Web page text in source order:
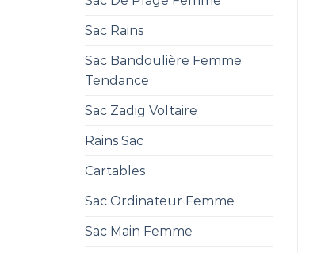
Sac Rains
Sac Bandoulière Femme
Tendance
Sac Zadig Voltaire
Rains Sac
Cartables
Sac Ordinateur Femme
Sac Main Femme